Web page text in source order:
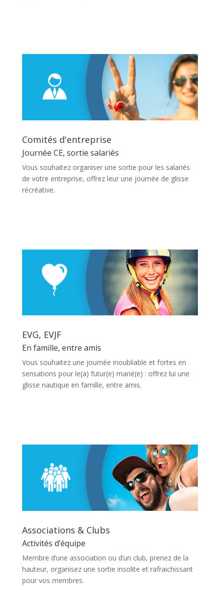
Comités d'entreprise
Journée CE, sortie salariés
Vous souhaitez organiser une sortie pour les salariés
de votre entreprise, offrez leur une journée de glisse
récréative.
EVG, EVJF
En famille, entre amis
Vous souhaitez une journée inoubliable et fortes en
sensations pour le(a) futur(e) marié(e) : offrez lui une
glisse nautique en famille, entre amis.
Associations & Clubs
Activités d’équipe
Membre d’une association ou d’un club, prenez de la
hauteur, organisez une sortie insolite et rafraichissant
pour vos membres.